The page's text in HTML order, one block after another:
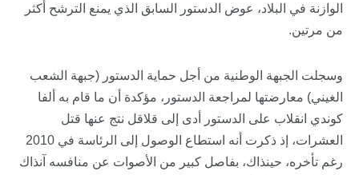
الوازنة في البلاد، عوض الدستور السابق الذي يمنع الترشح أكثر
من مرتين.
وسجلت الجبهة الوطنية من أجل حماية الدستور (جبهة الشعب
الغيني) معارضتها لمراجعة الدستور، مؤكدة أن ما قام به ألفا
كوندي انقلاب على الدستور أدى إلى قلاقل نتج عنها قتل
العشرات، إذ ذكرت أنه استطاع الوصول إلى الرئاسة في 2010
رغم تأخره، حينذاك، بفاصل كبير من الأصوات عن منافسه آنذاك